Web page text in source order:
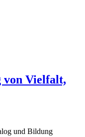
von Vielfalt,
und Bildung